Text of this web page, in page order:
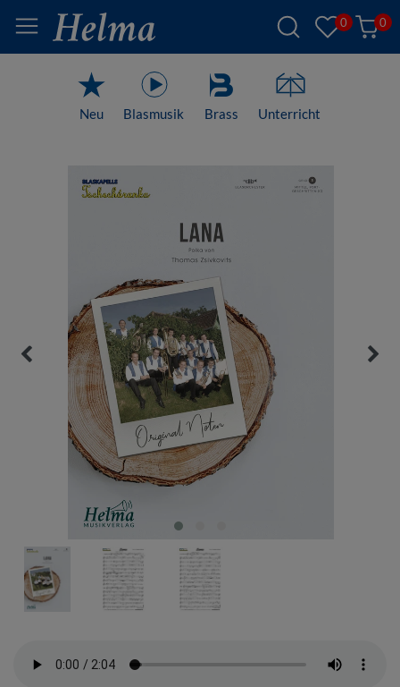
0 0
Neu Blasmusik Brass Unterricht